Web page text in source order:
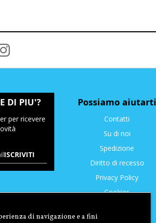
di navigazione e a fini
DI PIU'?
per ricevere
ISCRIVITI
Possiamo aiutarti
Contatti
Su di noi
Spedizione
Diritto di recesso
Privacy Policy
Cookies